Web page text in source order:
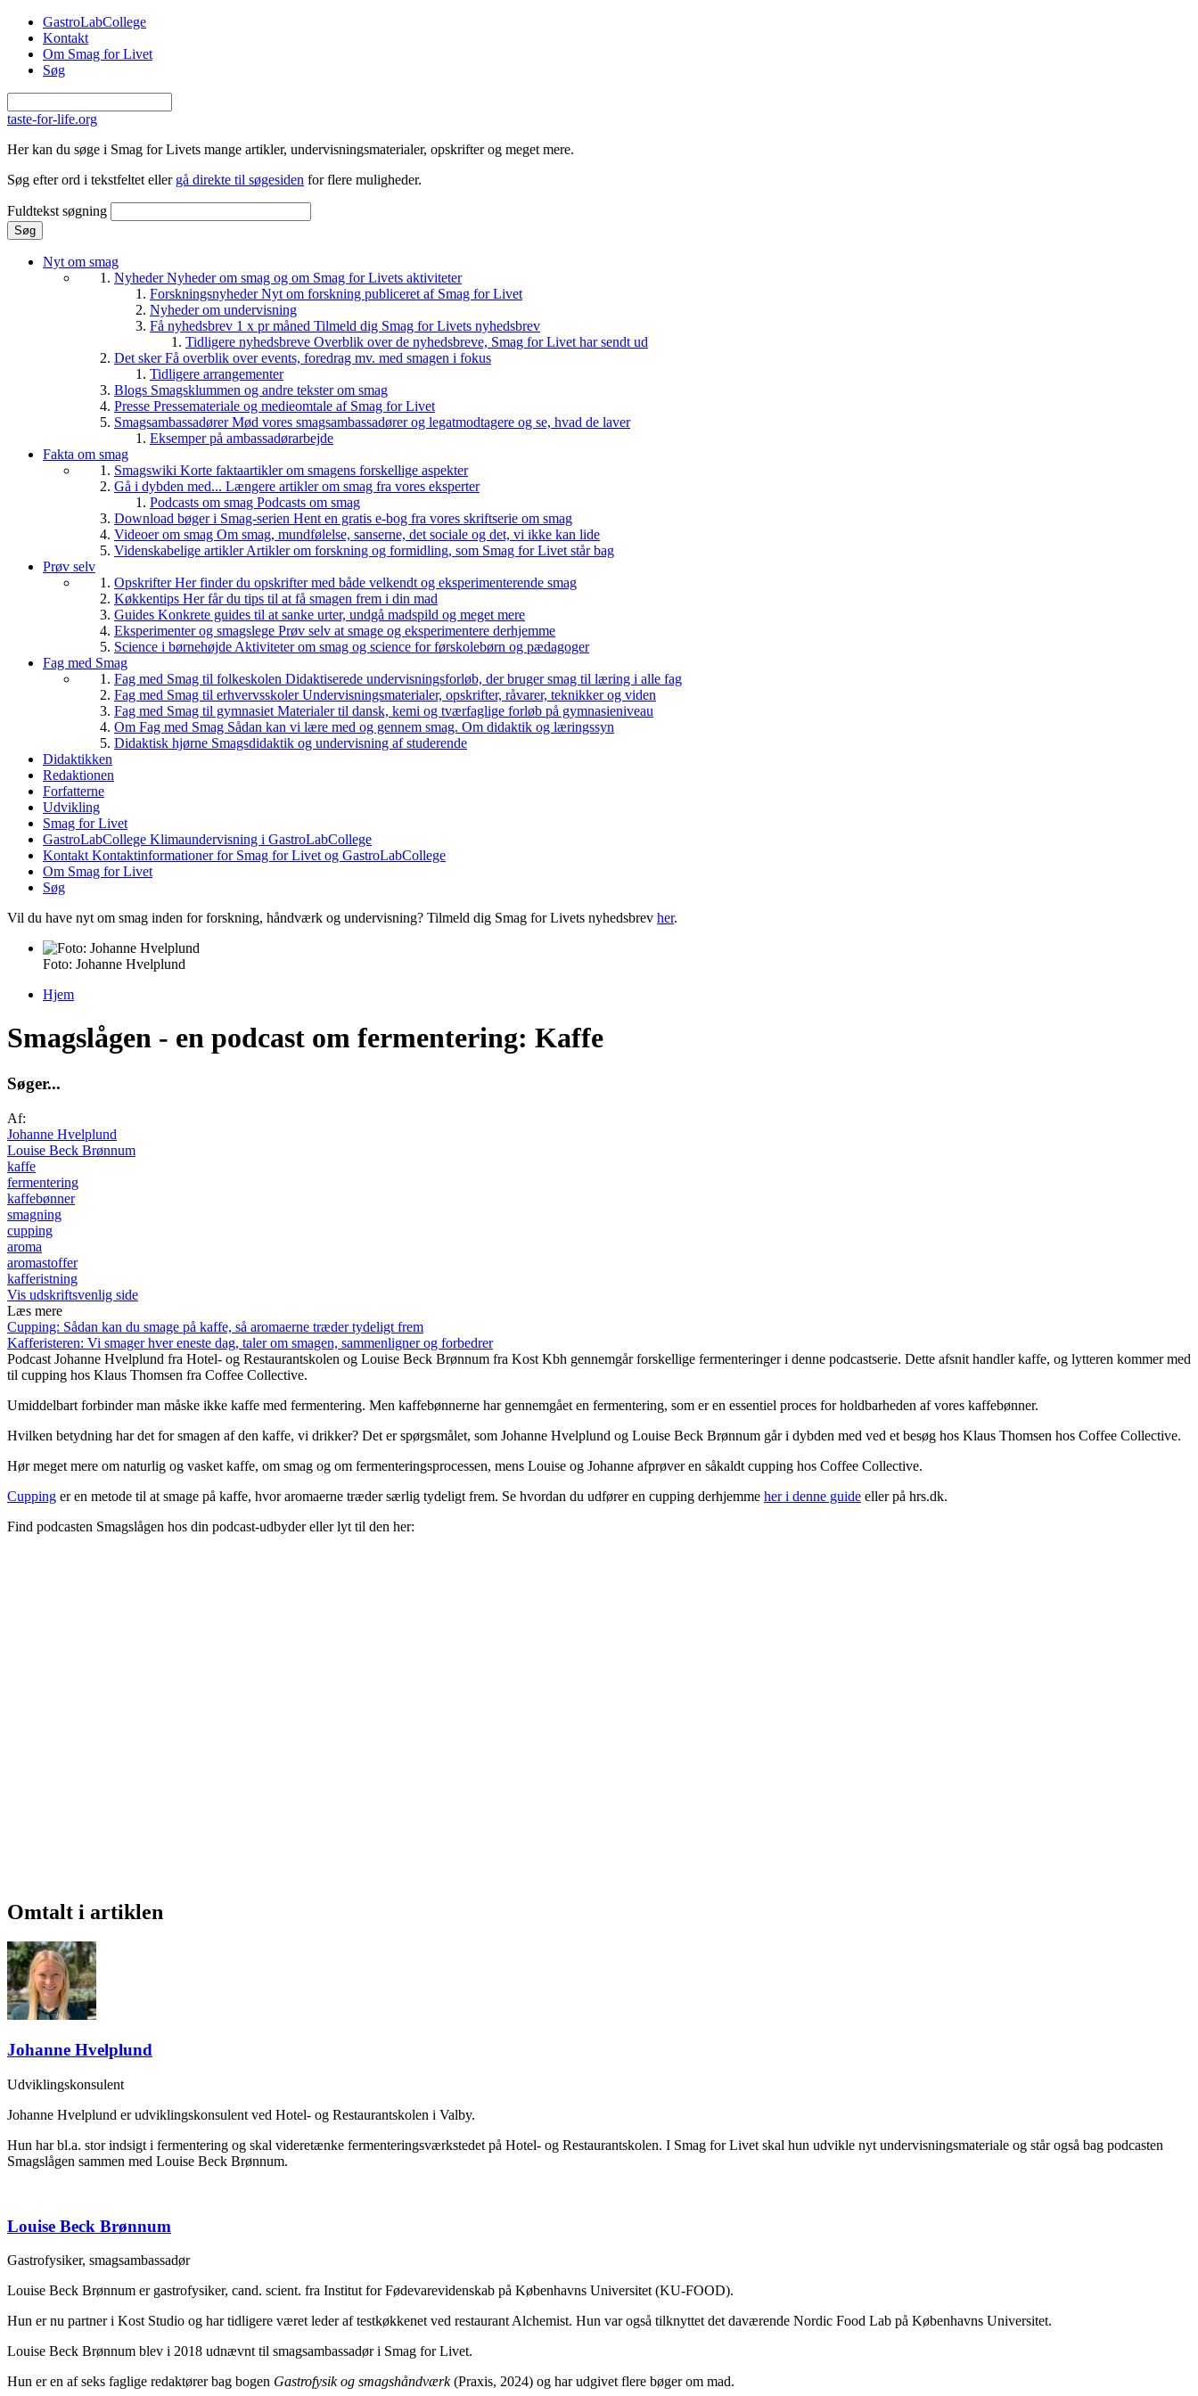
Gå til hovedindhold
GastroLabCollege
Kontakt
Om Smag for Livet
Søg
taste-for-life.org
Her kan du søge i Smag for Livets mange artikler, undervisningsmaterialer, opskrifter og meget mere.
Søg efter ord i tekstfeltet eller gå direkte til søgesiden for flere muligheder.
Fuldtekst søgning
Nyt om smag
NyhederNyheder om smag og om Smag for Livets aktiviteter
ForskningsnyhederNyt om forskning publiceret af Smag for Livet
Nyheder om undervisning
Få nyhedsbrev 1 x pr måned Tilmeld dig Smag for Livets nyhedsbrev
Tidligere nyhedsbreve Overblik over de nyhedsbreve, Smag for Livet har sendt ud
Det skerFå overblik over events, foredrag mv. med smagen i fokus
Tidligere arrangementer
Blogs Smagsklummen og andre tekster om smag
Presse Pressemateriale og medieomtale af Smag for Livet
SmagsambassadørerMød vores smagsambassadører og legatmodtagere og se, hvad de laver
Eksemper på ambassadørarbejde
Fakta om smag
Smagswiki Korte faktaartikler om smagens forskellige aspekter
Gå i dybden med... Længere artikler om smag fra vores eksperter
Podcasts om smag Podcasts om smag
Download bøger i Smag-serien Hent en gratis e-bog fra vores skriftserie om smag
Videoer om smag Om smag, mundfølelse, sanserne, det sociale og det, vi ikke kan lide
Videnskabelige artiklerArtikler om forskning og formidling, som Smag for Livet står bag
Prøv selv
OpskrifterHer finder du opskrifter med både velkendt og eksperimenterende smag
Køkkentips Her får du tips til at få smagen frem i din mad
Guides Konkrete guides til at sanke urter, undgå madspild og meget mere
Eksperimenter og smagslege Prøv selv at smage og eksperimentere derhjemme
Science i børnehøjde Aktiviteter om smag og science for førskolebørn og pædagoger
Fag med Smag
Fag med Smag til folkeskolen Didaktiserede undervisningsforløb, der bruger smag til læring i alle fag
Fag med Smag til erhvervsskolerUndervisningsmaterialer, opskrifter, råvarer, teknikker og viden
Fag med Smag til gymnasiet Materialer til dansk, kemi og tværfaglige forløb på gymnasieniveau
Om Fag med Smag Sådan kan vi lære med og gennem smag. Om didaktik og læringssyn
Didaktisk hjørne Smagsdidaktik og undervisning af studerende
Didaktikken
Redaktionen
Forfatterne
Udvikling
Smag for Livet
GastroLabCollege Klimaundervisning i GastroLabCollege
Kontakt Kontaktinformationer for Smag for Livet og GastroLabCollege
Om Smag for Livet
Søg
Vil du have nyt om smag inden for forskning, håndværk og undervisning? Tilmeld dig Smag for Livets nyhedsbrev her.
Foto: Johanne Hvelplund
Hjem
Smagslågen - en podcast om fermentering: Kaffe
Søger...
Af:
Johanne Hvelplund
Louise Beck Brønnum
kaffe
fermentering
kaffebønner
smagning
cupping
aroma
aromastoffer
kafferistning
Vis udskriftsvenlig side
Læs mere
Cupping: Sådan kan du smage på kaffe, så aromaerne træder tydeligt frem
Kafferisteren: Vi smager hver eneste dag, taler om smagen, sammenligner og forbedrer
Podcast Johanne Hvelplund fra Hotel- og Restaurantskolen og Louise Beck Brønnum fra Kost Kbh gennemgår forskellige fermenteringer i denne podcastserie. Dette afsnit handler kaffe, og lytteren kommer med
til cupping hos Klaus Thomsen fra Coffee Collective.
Umiddelbart forbinder man måske ikke kaffe med fermentering. Men kaffebønnerne har gennemgået en fermentering, som er en essentiel proces for holdbarheden af vores kaffebønner.
Hvilken betydning har det for smagen af den kaffe, vi drikker? Det er spørgsmålet, som Johanne Hvelplund og Louise Beck Brønnum går i dybden med ved et besøg hos Klaus Thomsen hos Coffee Collective.
Hør meget mere om naturlig og vasket kaffe, om smag og om fermenteringsprocessen, mens Louise og Johanne afprøver en såkaldt cupping hos Coffee Collective.
Cupping er en metode til at smage på kaffe, hvor aromaerne træder særlig tydeligt frem. Se hvordan du udfører en cupping derhjemme her i denne guide eller på hrs.dk.
Find podcasten Smagslågen hos din podcast-udbyder eller lyt til den her:
Omtalt i artiklen
Johanne Hvelplund
Udviklingskonsulent
Johanne Hvelplund er udviklingskonsulent ved Hotel- og Restaurantskolen i Valby.
Hun har bl.a. stor indsigt i fermentering og skal videretænke fermenteringsværkstedet på Hotel- og Restaurantskolen. I Smag for Livet skal hun udvikle nyt undervisningsmateriale og står også bag podcasten
Smagslågen sammen med Louise Beck Brønnum.
Louise Beck Brønnum
Gastrofysiker, smagsambassadør
Louise Beck Brønnum er gastrofysiker, cand. scient. fra Institut for Fødevarevidenskab på Københavns Universitet (KU-FOOD).
Hun er nu partner i Kost Studio og har tidligere været leder af testkøkkenet ved restaurant Alchemist. Hun var også tilknyttet det daværende Nordic Food Lab på Københavns Universitet.
Louise Beck Brønnum blev i 2018 udnævnt til smagsambassadør i Smag for Livet.
Hun er en af seks faglige redaktører bag bogen Gastrofysik og smagshåndværk(Praxis, 2024) og har udgivet flere bøger om mad.